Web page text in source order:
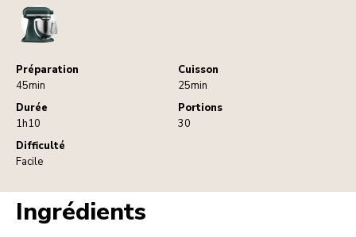
StandMixer
Préparation
45min
Cuisson
25min
Durée
1h10
Portions
30
Difficulté
Facile
Ingrédients